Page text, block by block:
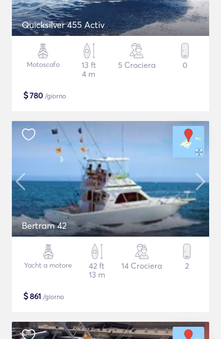
Quicksilver 455 Activ
Motoscafo
13 ft
4 m
5 Crociera 0
$780 /giorno
Bertram 42
Yacht a motore
42 ft
13 m
14 Crociera 2
$861 /giorno